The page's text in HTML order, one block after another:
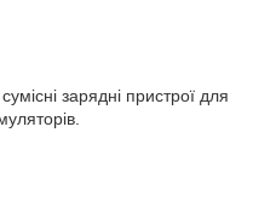
зарядні пристрої для